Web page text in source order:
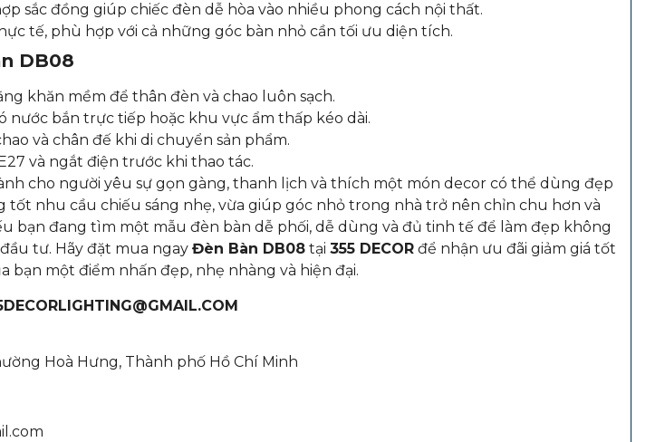
sắc đồng giúp chiếc đèn dễ hòa vào nhiều phong cách nội thất.
tế, phù hợp với cả những góc bàn nhỏ cần tối ưu diện tích.
DB08
khăn mềm để thân đèn và chao luôn sạch.
nước bắn trực tiếp hoặc khu vực ẩm thấp kéo dài.
và chân đế khi di chuyển sản phẩm.
và ngắt điện trước khi thao tác.
cho người yêu sự gọn gàng, thanh lịch và thích một món decor có thể dùng đẹp
tốt nhu cầu chiếu sáng nhẹ, vừa giúp góc nhỏ trong nhà trở nên chỉn chu hơn và
bạn đang tìm một mẫu đèn bàn dễ phối, dễ dùng và đủ tinh tế để làm đẹp không
tư. Hãy đặt mua ngay Đèn Bàn DB08tại 355 DECORđể nhận ưu đãi giảm giá tốt
bạn một điểm nhấn đẹp, nhẹ nhàng và hiện đại.
Hoà Hưng, Thành phố Hồ Chí Minh